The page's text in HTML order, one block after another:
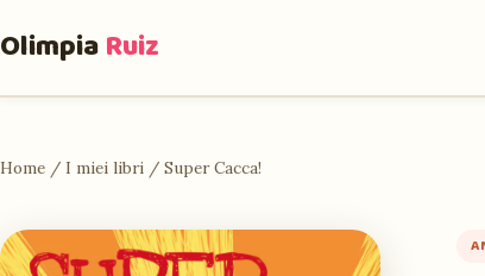
OlimpiaRuiz
Home / I miei libri / Super Cacca!